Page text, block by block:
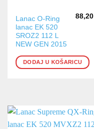
Lanac O-Ring
lanac EK 520
SROZ2 112 L
NEW GEN 2015
88,20
DODAJ U KOŠARICU